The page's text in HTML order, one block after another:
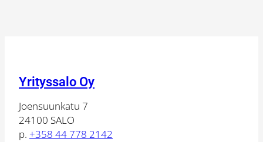
Yrityssalo Oy
Joensuunkatu 7
24100 SALO
p. +358 44 778 2142